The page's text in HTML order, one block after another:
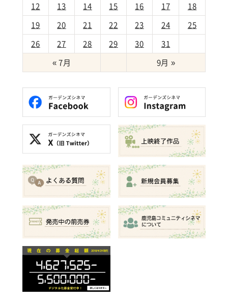
12
13 14 15 16 17
18
19
20 21 22 23 24
25
26
27 28 29 30
31
« 7月
9月 »